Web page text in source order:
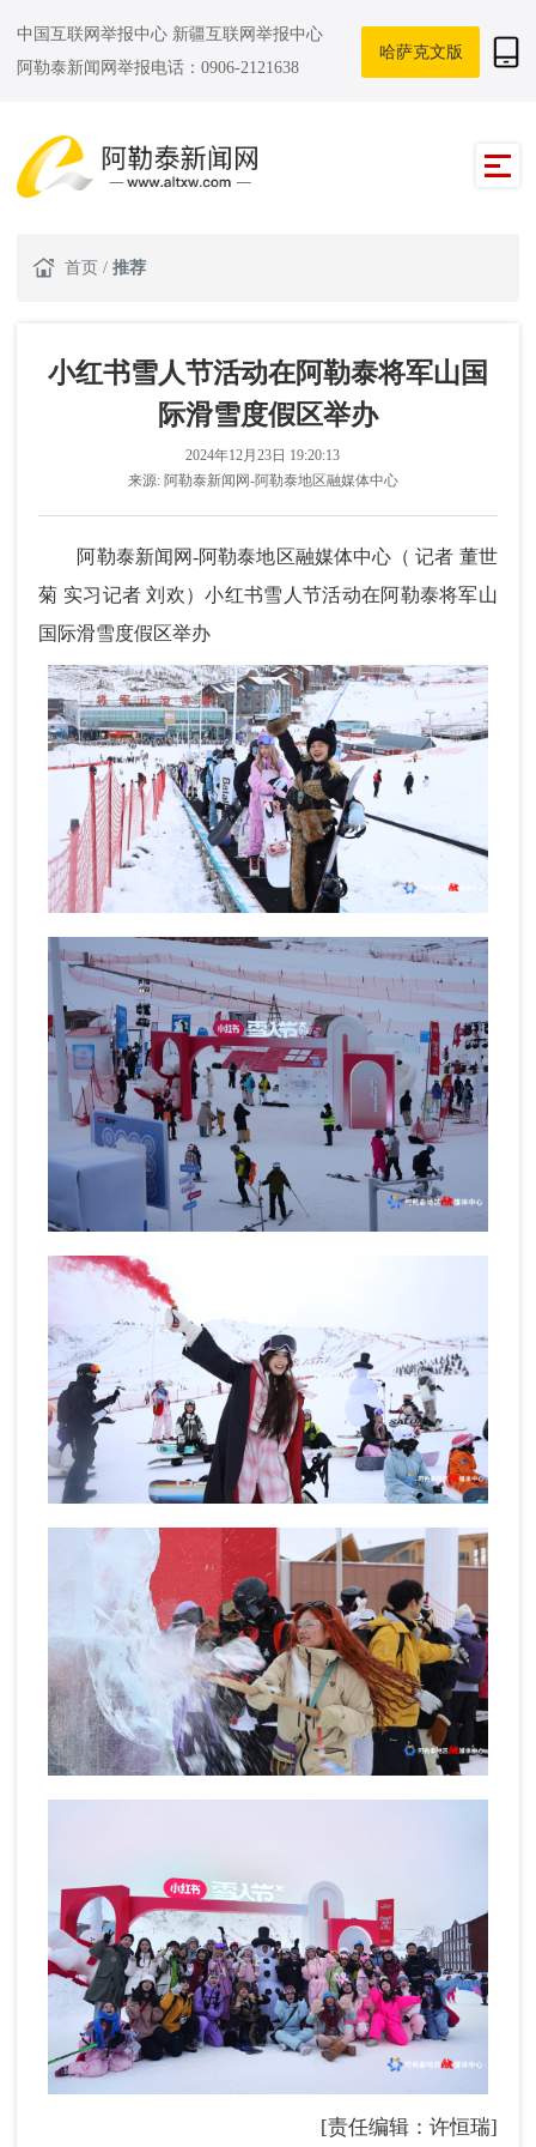
中国互联网举报中心 新疆互联网举报中心
阿勒泰新闻网举报电话：0906-2121638
哈萨克文版
首页 / 推荐
小红书雪人节活动在阿勒泰将军山国
际滑雪度假区举办
2024年12月23日 19:20:13
来源: 阿勒泰新闻网-阿勒泰地区融媒体中心
阿勒泰新闻网-阿勒泰地区融媒体中心（ 记者 董世
菊 实习记者 刘欢）小红书雪人节活动在阿勒泰将军山
国际滑雪度假区举办
[责任编辑：许恒瑞]